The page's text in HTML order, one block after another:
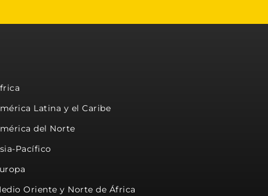
Latina y el Caribe
del Norte
Pacífico
Oriente y Norte de África